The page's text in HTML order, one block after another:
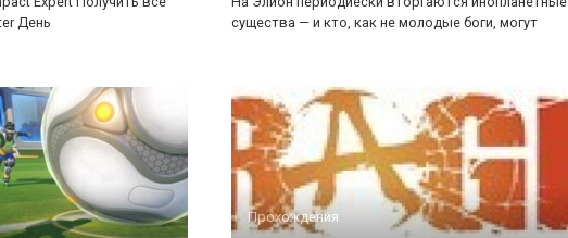
День
существа — и кто, как не молодые боги, могут
Прохождения